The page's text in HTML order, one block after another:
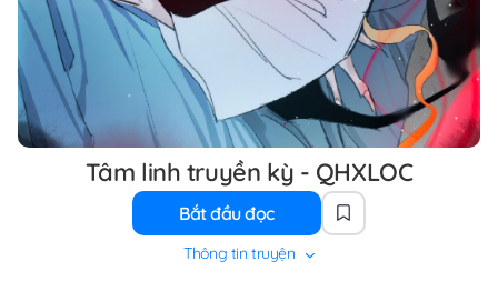
Tâm linh truyền kỳ - QHXLOC
Bắt đầu đọc
Thông tin truyện